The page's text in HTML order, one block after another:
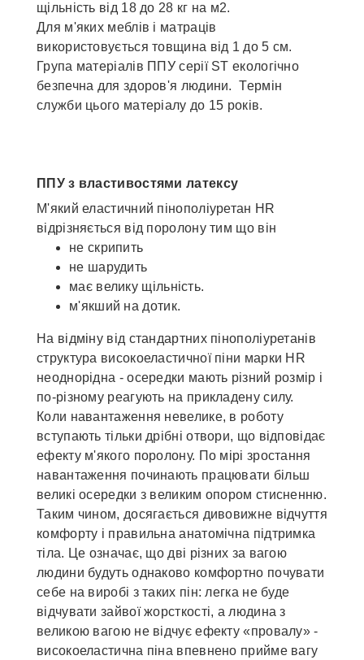
щільність від 18 до 28 кг на м2.
Для м'яких меблів і матраців
використовується товщина від 1 до 5 см.
Група матеріалів ППУ серії ST екологічно
безпечна для здоров'я людини. Термін
служби цього матеріалу до 15 років.
ППУ з властивостями латексу
М'який еластичний пінополіуретан HR
відрізняється від поролону тим що він
не скрипить
не шарудить
має велику щільність.
м'якший на дотик.
На відміну від стандартних пінополіуретанів
структура високоеластичної піни марки HR
неоднорідна - осередки мають різний розмір і
по-різному реагують на прикладену силу.
Коли навантаження невелике, в роботу
вступають тільки дрібні отвори, що відповідає
ефекту м'якого поролону. По мірі зростання
навантаження починають працювати більш
великі осередки з великим опором стисненню.
Таким чином, досягається дивовижне відчуття
комфорту і правильна анатомічна підтримка
тіла. Це означає, що дві різних за вагою
людини будуть однаково комфортно почувати
себе на виробі з таких пін: легка не буде
відчувати зайвої жорсткості, а людина з
великою вагою не відчує ефекту «провалу» -
високоеластична піна впевнено прийме вагу